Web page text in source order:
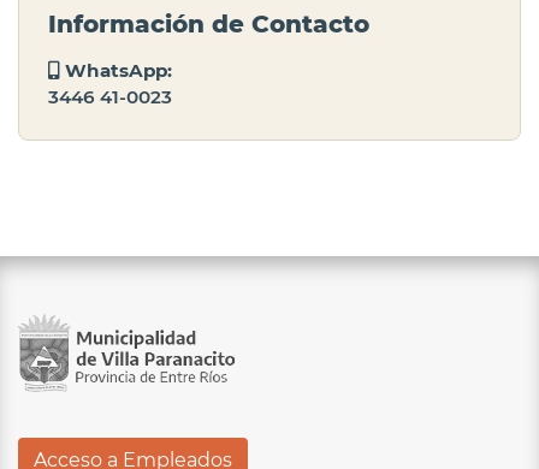
Información de Contacto
WhatsApp:
3446 41-0023
Acceso a Empleados